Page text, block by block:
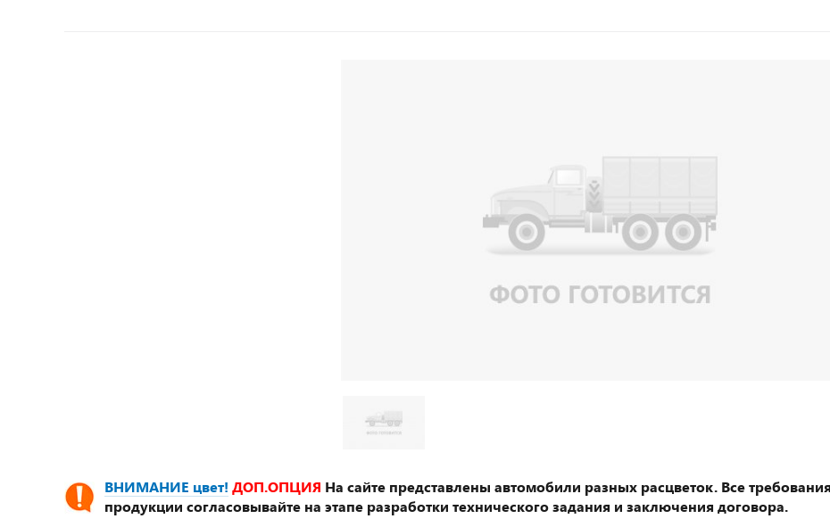
ВНИМАНИЕ цвет! ДОП.ОПЦИЯ На сайте представлены автомобили разных расцветок. Все
продукции согласовывайте на этапе разработки технического задания и заключения договора.